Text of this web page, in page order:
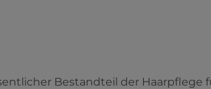
Bestandteil der Haarpflege